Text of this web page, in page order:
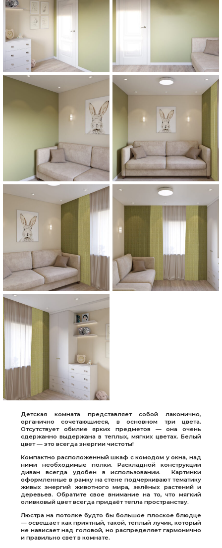
Детская комната представляет собой лаконично,
органично сочетающиеся, в основном три цвета.
Отсутствует обилие ярких предметов — она очень
сдержанно выдержана в теплых, мягких цветах. Белый
цвет — это всегда энергии чистоты!
Компактно расположенный шкаф с комодом у окна, над
ними необходимые полки. Раскладной конструкции
диван всегда удобен в использовании. Картинки
оформленные в рамку на стене подчеркивают тематику
живых энергий животного мира, зелёных растений и
деревьев. Обратите свое внимание на то, что мягкий
оливковый цвет всегда придаёт тепла пространству.
Люстра на потолке будто бы большое плоское блюдце
— освещает как приятный, такой, тёплый лучик, который
не нависает над головой, но распределяет гармонично
и правильно свет в комнате.